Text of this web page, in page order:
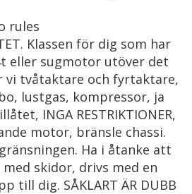
rules
Klassen för dig som har
eller sugmotor utöver det
vi tvåtaktare och fyrtaktare,
lustgas, kompressor, ja
INGA RESTRIKTIONER,
motor, bränsle chassi.
Ha i åtanke att
skidor, drivs med en
till dig. SÅKLART ÄR DUBB